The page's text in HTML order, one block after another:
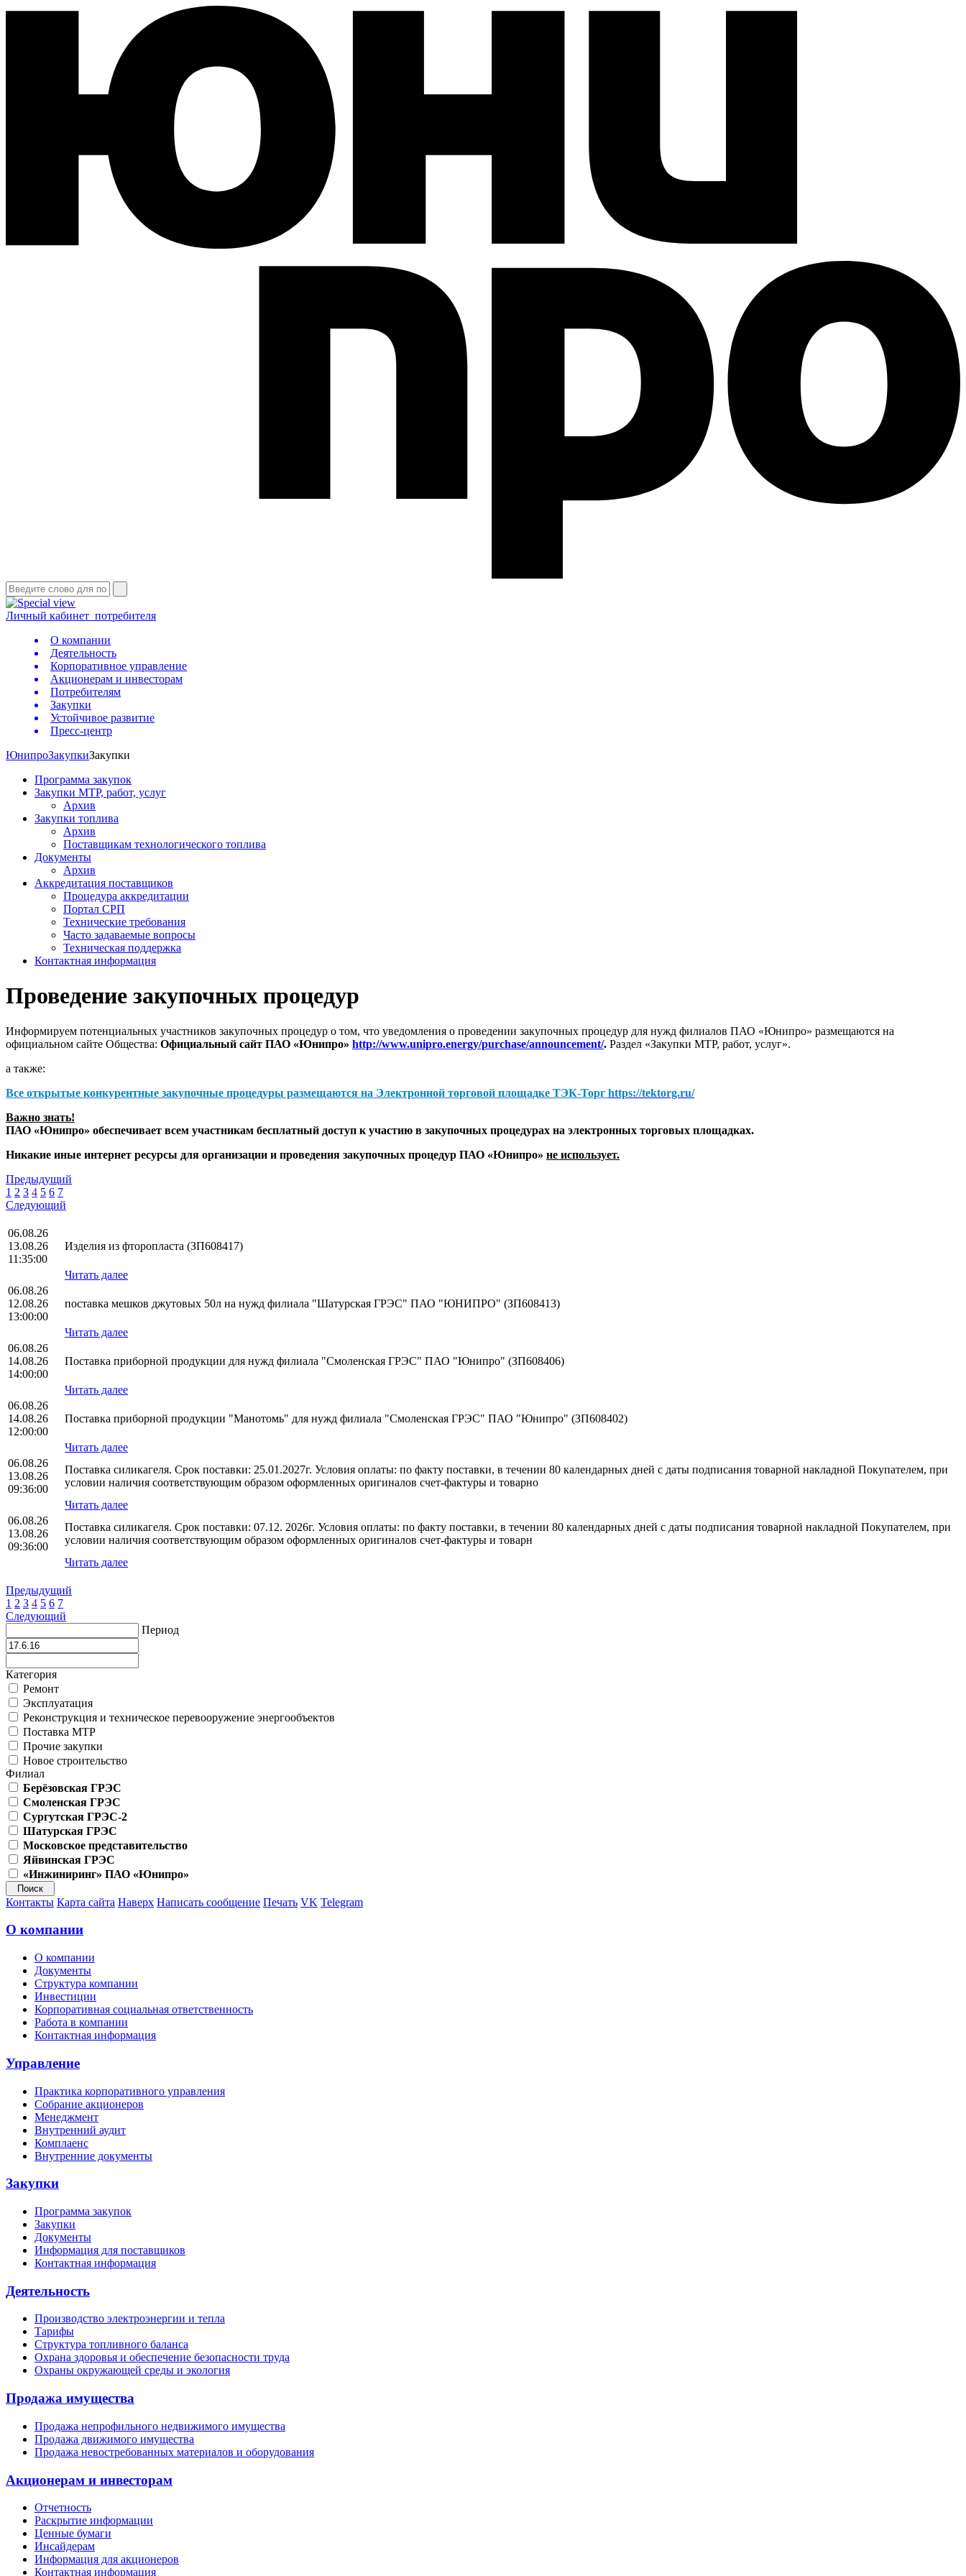
Личный кабинет потребителя
О компании
Деятельность
Корпоративное управление
Акционерам и инвесторам
Потребителям
Закупки
Устойчивое развитие
Пресс-центр
ЮнипроЗакупкиЗакупки
Программа закупок
Закупки МТР, работ, услуг
Архив
Закупки топлива
Архив
Поставщикам технологического топлива
Документы
Архив
Аккредитация поставщиков
Процедура аккредитации
Портал СРП
Технические требования
Часто задаваемые вопросы
Техническая поддержка
Контактная информация
Проведение закупочных процедур
Информируем потенциальных участников закупочных процедур о том, что уведомления о проведении закупочных процедур для нужд филиалов ПАО «Юнипро» размещаются на
официальном сайте Общества: Официальный сайт ПАО «Юнипро» http://www.unipro.energy/purchase/announcement/. Раздел «Закупки МТР, работ, услуг».
а также:
Все открытые конкурентные закупочные процедуры размещаются на Электронной торговой площадке ТЭК-Торг https://tektorg.ru/
Важно знать!
ПАО «Юнипро» обеспечивает всем участникам бесплатный доступ к участию в закупочных процедурах на электронных торговых площадках.
Никакие иные интернет ресурсы для организации и проведения закупочных процедур ПАО «Юнипро» не использует.
Предыдущий
1 2 3 4 5 6 7
Следующий
06.08.26
13.08.26
11:35:00
Изделия из фторопласта (ЗП608417)
Читать далее
06.08.26
12.08.26
13:00:00
поставка мешков джутовых 50л на нужд филиала "Шатурская ГРЭС" ПАО "ЮНИПРО" (ЗП608413)
Читать далее
06.08.26
14.08.26
14:00:00
Поставка приборной продукции для нужд филиала "Смоленская ГРЭС" ПАО "Юнипро" (ЗП608406)
Читать далее
06.08.26
14.08.26
12:00:00
Поставка приборной продукции "Манотомь" для нужд филиала "Смоленская ГРЭС" ПАО "Юнипро" (ЗП608402)
Читать далее
06.08.26
13.08.26
09:36:00
Поставка силикагеля. Срок поставки: 25.01.2027г. Условия оплаты: по факту поставки, в течении 80 календарных дней с даты подписания товарной накладной Покупателем, при
условии наличия соответствующим образом оформленных оригиналов счет-фактуры и товарно
Читать далее
06.08.26
13.08.26
09:36:00
Поставка силикагеля. Срок поставки: 07.12. 2026г. Условия оплаты: по факту поставки, в течении 80 календарных дней с даты подписания товарной накладной Покупателем, при
условии наличия соответствующим образом оформленных оригиналов счет-фактуры и товарн
Читать далее
Предыдущий
1 2 3 4 5 6 7
Следующий
Период
Категория
Ремонт
Эксплуатация
Реконструкция и техническое перевооружение энергообъектов
Поставка МТР
Прочие закупки
Новое строительство
Филиал
Берёзовская ГРЭС
Смоленская ГРЭС
Сургутская ГРЭС-2
Шатурская ГРЭС
Московское представительство
Яйвинская ГРЭС
«Инжиниринг» ПАО «Юнипро»
Контакты Карта сайта Наверх Написать сообщение Печать VK Telegram
О компании
О компании
Документы
Структура компании
Инвестиции
Корпоративная социальная ответственность
Работа в компании
Контактная информация
Управление
Практика корпоративного управления
Собрание акционеров
Менеджмент
Внутренний аудит
Комплаенс
Внутренние документы
Закупки
Программа закупок
Закупки
Документы
Информация для поставщиков
Контактная информация
Деятельность
Производство электроэнергии и тепла
Тарифы
Структура топливного баланса
Охрана здоровья и обеспечение безопасности труда
Охраны окружающей среды и экология
Продажа имущества
Продажа непрофильного недвижимого имущества
Продажа движимого имущества
Продажа невостребованных материалов и оборудования
Акционерам и инвесторам
Отчетность
Раскрытие информации
Ценные бумаги
Инсайдерам
Информация для акционеров
Контактная информация